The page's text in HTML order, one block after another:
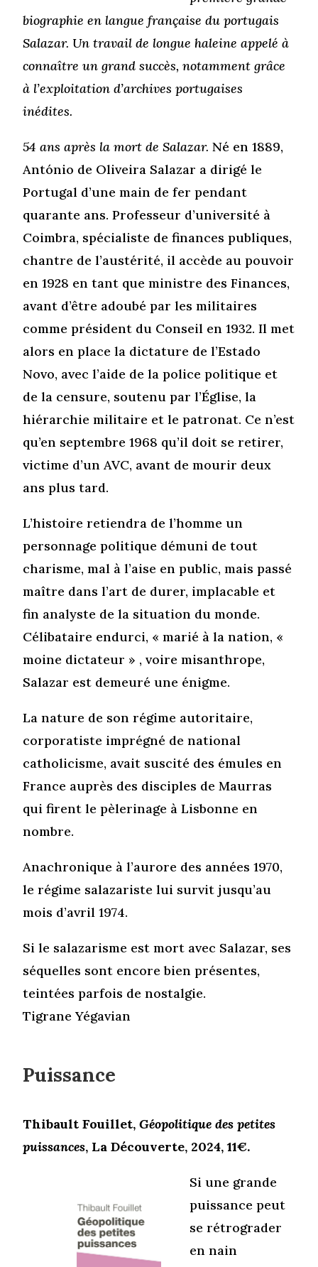
biographie en langue française du portugais
Salazar. Un travail de longue haleine appelé à
connaître un grand succès, notamment grâce
à l’exploitation d’archives portugaises
inédites.
54 ans après la mort de Salazar.Né en 1889,
António de Oliveira Salazar a dirigé le
Portugal d’une main de fer pendant
quarante ans. Professeur d’université à
Coimbra, spécialiste de finances publiques,
chantre de l’austérité, il accède au pouvoir
en 1928 en tant que ministre des Finances,
avant d’être adoubé par les militaires
comme président du Conseil en 1932. Il met
alors en place la dictature de l’Estado
Novo, avec l’aide de la police politique et
de la censure, soutenu par l’Église, la
hiérarchie militaire et le patronat. Ce n’est
qu’en septembre 1968 qu’il doit se retirer,
victime d’un AVC, avant de mourir deux
ans plus tard.
L’histoire retiendra de l’homme un
personnage politique démuni de tout
charisme, mal à l’aise en public, mais passé
maître dans l’art de durer, implacable et
fin analyste de la situation du monde.
Célibataire endurci, « marié à la nation, «
moine dictateur » , voire misanthrope,
Salazar est demeuré une énigme.
La nature de son régime autoritaire,
corporatiste imprégné de national
catholicisme, avait suscité des émules en
France auprès des disciples de Maurras
qui firent le pèlerinage à Lisbonne en
nombre.
Anachronique à l’aurore des années 1970,
le régime salazariste lui survit jusqu’au
mois d’avril 1974.
Si le salazarisme est mort avec Salazar, ses
séquelles sont encore bien présentes,
teintées parfois de nostalgie.
Tigrane Yégavian
Puissance
Thibault Fouillet,Géopolitique des petites
puissances, La Découverte, 2024, 11€.
Si une grande
puissance peut
se rétrograder
en nain